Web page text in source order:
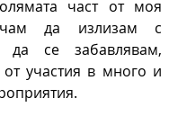
част от моя
да излизам с
да се забавлявам,
участия в много и